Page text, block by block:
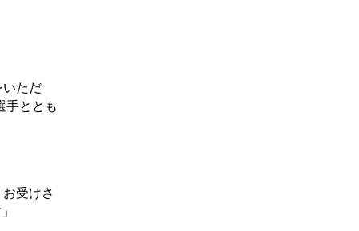
いただ
手ととも
受けさ